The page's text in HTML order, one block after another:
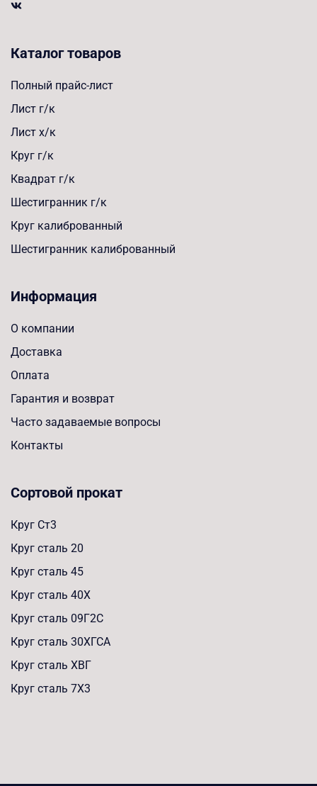
Каталог товаров
Полный прайс-лист
Лист г/к
Лист х/к
Круг г/к
Квадрат г/к
Шестигранник г/к
Круг калиброванный
Шестигранник калиброванный
Информация
О компании
Доставка
Оплата
Гарантия и возврат
Часто задаваемые вопросы
Контакты
Сортовой прокат
Круг Ст3
Круг сталь 20
Круг сталь 45
Круг сталь 40Х
Круг сталь 09Г2С
Круг сталь 30ХГСА
Круг сталь ХВГ
Круг сталь 7Х3